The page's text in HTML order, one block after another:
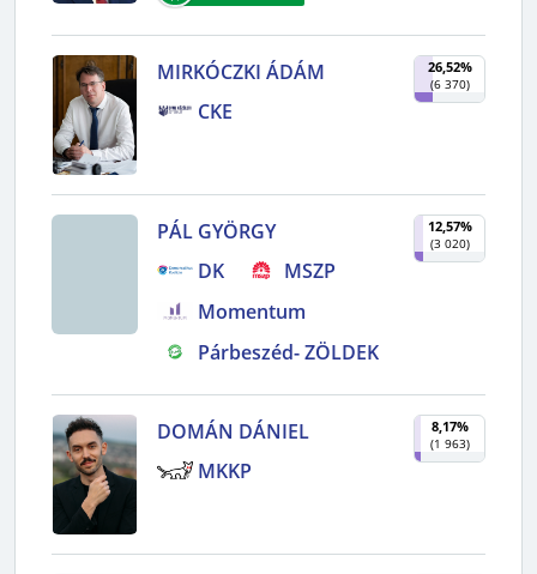
MIRKÓCZKI ÁDÁM
CKE
26,52%
(6 370)
PÁL GYÖRGY
DK
MSZP
Momentum
Párbeszéd- ZÖLDEK
12,57%
(3 020)
DOMÁN DÁNIEL
MKKP
8,17%
(1 963)